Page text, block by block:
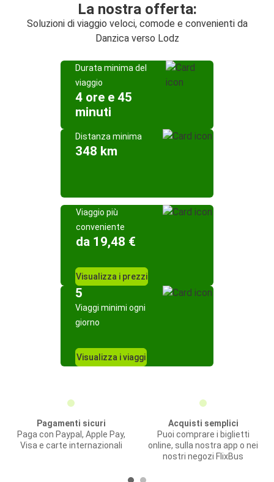
La nostra offerta:
Soluzioni di viaggio veloci, comode e convenienti da
Danzica verso Lodz
Durata minima del
viaggio
4 ore e 45
minuti
Distanza minima
348 km
Viaggio più
conveniente
da 19,48 €
Visualizza i prezzi
5
Viaggi minimi ogni
giorno
Visualizza i viaggi
Pagamenti sicuri
Paga con Paypal, Apple Pay,
Visa e carte internazionali
Acquisti semplici
Puoi comprare i biglietti
online, sulla nostra app o nei
nostri negozi FlixBus